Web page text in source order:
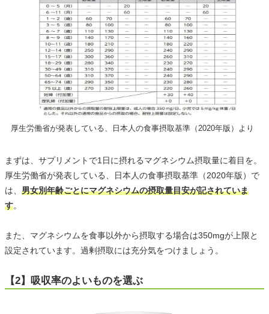
厚生労働省が発表している、日本人の食事摂取基準（2020年版）より
まずは、サプリメントで1日に摂れるマグネシウム摂取量に着目を。
厚生労働省が発表している、日本人の食事摂取基準（2020年版）で
は、 男女別年齢ごとにマグネシウムの摂取量目安が記されていま
す。
また、マグネシウムを食事以外から摂取する場合は350mgが上限と
設定されています。過剰摂取には充分気をつけましょう。
【2】吸収率のよいものを選ぶ